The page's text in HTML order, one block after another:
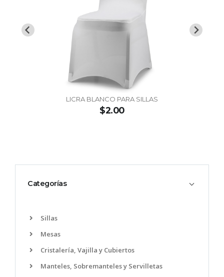
LICRA BLANCO PARA SILLAS
Categorías
Sillas
Mesas
Cristalería, Vajilla y Cubiertos
Manteles, Sobremanteles y Servilletas